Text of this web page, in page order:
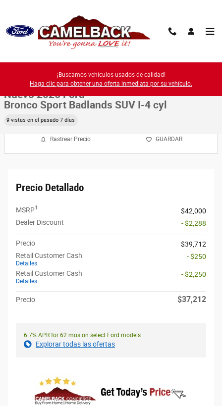
¡Buscamos vehículos usados de calidad!
Haga clic para obtener una oferta inmediata por su vehículo.
1 de 54 Fotos
Nuevo 2026 Ford
Bronco Sport Badlands SUV I-4 cyl
9 vistas en el pasado 7 días
Rastrear Precio GUARDAR
Precio Detallado
MSRP1
$42,000
Dealer Discount
- $2,288
Precio
$39,712
Retail Customer Cash
Detalles
- $250
Retail Customer Cash
Detalles
- $2,250
Precio $37,212
6.7% APR for 62 mos on select Ford models
Explorar todas las ofertas